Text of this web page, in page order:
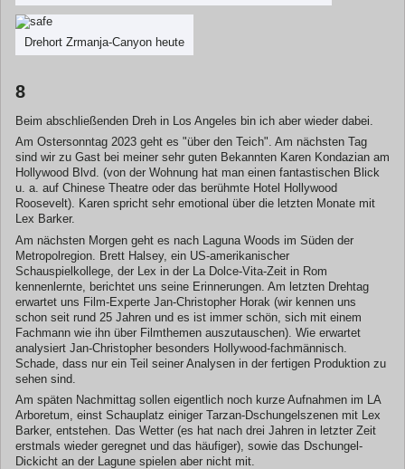
Drehort Zrmanja-Canyon heute
8
Beim abschließenden Dreh in Los Angeles bin ich aber wieder dabei.
Am Ostersonntag 2023 geht es "über den Teich". Am nächsten Tag
sind wir zu Gast bei meiner sehr guten Bekannten Karen Kondazian am
Hollywood Blvd. (von der Wohnung hat man einen fantastischen Blick
u. a. auf Chinese Theatre oder das berühmte Hotel Hollywood
Roosevelt). Karen spricht sehr emotional über die letzten Monate mit
Lex Barker.
Am nächsten Morgen geht es nach Laguna Woods im Süden der
Metropolregion. Brett Halsey, ein US-amerikanischer
Schauspielkollege, der Lex in der La Dolce-Vita-Zeit in Rom
kennenlernte, berichtet uns seine Erinnerungen. Am letzten Drehtag
erwartet uns Film-Experte Jan-Christopher Horak (wir kennen uns
schon seit rund 25 Jahren und es ist immer schön, sich mit einem
Fachmann wie ihn über Filmthemen auszutauschen). Wie erwartet
analysiert Jan-Christopher besonders Hollywood-fachmännisch.
Schade, dass nur ein Teil seiner Analysen in der fertigen Produktion zu
sehen sind.
Am späten Nachmittag sollen eigentlich noch kurze Aufnahmen im LA
Arboretum, einst Schauplatz einiger Tarzan-Dschungelszenen mit Lex
Barker, entstehen. Das Wetter (es hat nach drei Jahren in letzter Zeit
erstmals wieder geregnet und das häufiger), sowie das Dschungel-
Dickicht an der Lagune spielen aber nicht mit.